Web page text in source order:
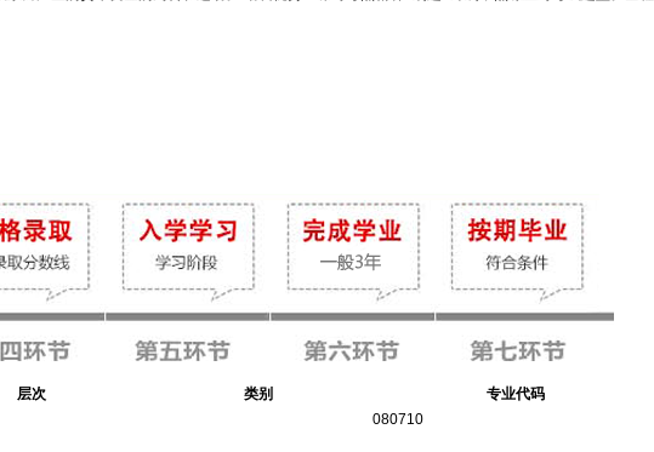
层次 类别
专业代码
080710